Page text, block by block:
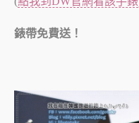
錶帶免費送！